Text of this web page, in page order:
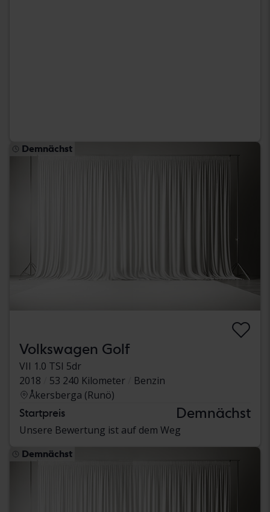
Demnächst
Volkswagen Golf
VII 1.0 TSI 5dr
2018
53 240 Kilometer
Benzin
Åkersberga (Runö)
Startpreis Demnächst
Unsere Bewertung ist auf dem Weg
Demnächst